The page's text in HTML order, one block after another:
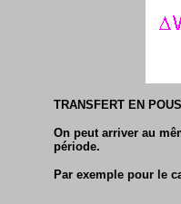
TRANSFERT EN
On peut arriver au
période.
Par exemple pour le